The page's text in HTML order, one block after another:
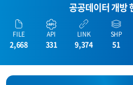
공공데이터 개방
FILE
2,668
API
331
LINK
9,374
SHP
51